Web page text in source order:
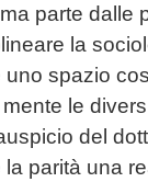
parte
la
uno spazio
le
del
parità una